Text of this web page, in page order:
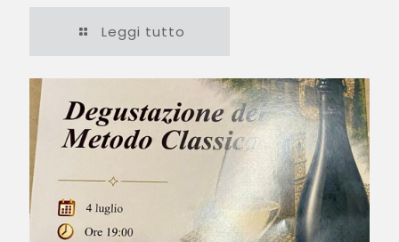
Leggi tutto